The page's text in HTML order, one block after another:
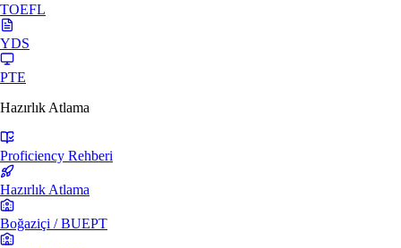
TOEFL
YDS
PTE
Hazırlık Atlama
Proficiency Rehberi
Hazırlık Atlama
Boğaziçi / BUEPT